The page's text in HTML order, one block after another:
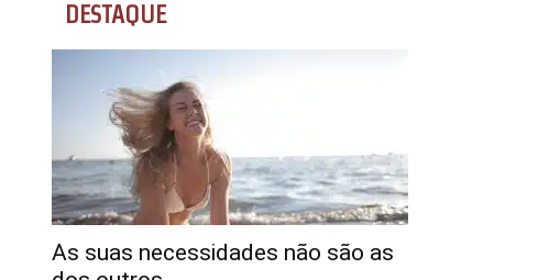
DESTAQUE
As suas necessidades não são as